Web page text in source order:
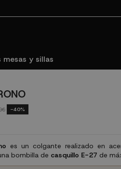
mesas y sillas
-40%
es un colgante realizado en
bombilla de casquillo E-27 de